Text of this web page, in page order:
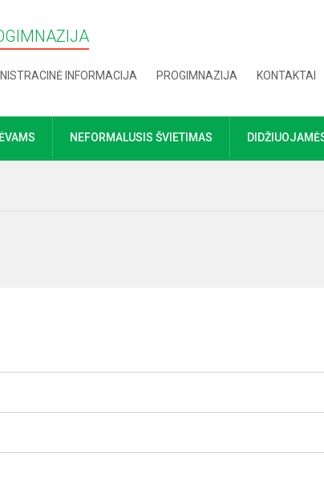
INFORMACIJA PROGIMNAZIJA KONTAKTAI
NEFORMALUSIS ŠVIETIMAS